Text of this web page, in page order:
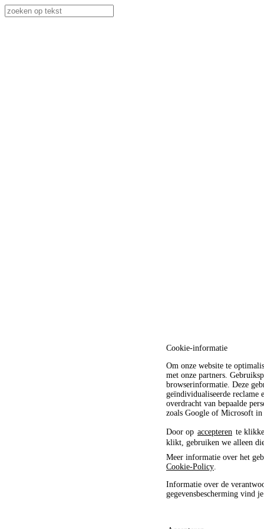
Cookie-informatie
Om onze website te
met onze partners.
browserinformatie. Deze
geïndividualiseerde
overdracht van bepaalde
zoals Google of Microsoft in
Door op accepteren te
klikt, gebruiken we alleen
Meer informatie over het
Cookie-Policy
Informatie over de
gegevensbescherming vind